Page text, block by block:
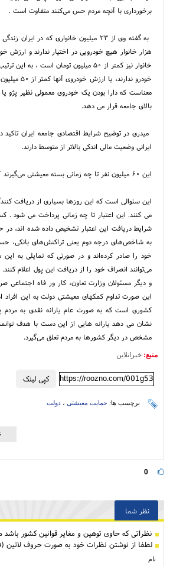
برخورداری با آنچه مردم حس می‌کنند متفاوت است .
خودرو
معناست که دارا بودن یک خودروی معمولی نظیر پژو
بالای جامعه قرار می دهد.
ایرانی وضعیت مالی اندکی بالاتر از متوسط دارند.
این ۶۰ میلیون نفر تا چه زمانی بسته معیشتی می‌گیرند ؟
این سئوالی است که این روزها بسیاری از دریافت
می کنند. این اعتبار تا چه زمانی پرداخت می شود .
شرایط دریافت این اعتبار تشخیص داده شده اند،
به شاخص‌های درجه دوم یعنی تراکنش‌های بانکی،
خود را صادر کرده‌اند و در صورتی که تمایلی به این
می‌توانند انصراف خود را از دریافت این پول اعلام
و دیگر مسئولان وزارت تعاون، کار ور فاه اجتماعی
این صورت تداوم کمکهای معیشتی دولت به این افراد
کشوری است که به صورت عام یارانه نقدی به
نشان می دهد یارانه هایی از این دست با هدف
مشخص در دیگر کشورها به مردم تعلق می‌گیرد.
منبع: خبرانلاین
کپی لینک https://roozno.com/001g53
برچسب ها: حمایت معیشتی ، دولت
0
نظر شما
نظراتی كه حاوی توهین و مغایر قوانین کشور
لطفا از نوشتن نظرات خود به صورت حروف لاتین
نام